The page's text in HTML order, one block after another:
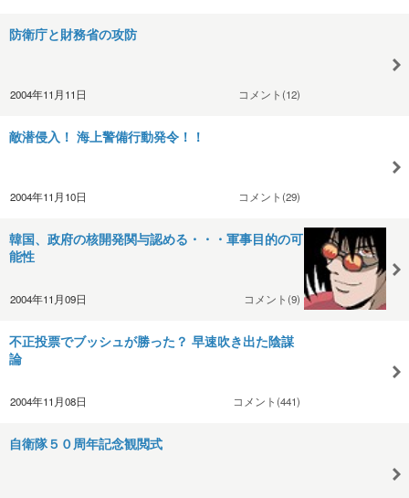
防衛庁と財務省の攻防
2004年11月11日 コメント(12)
敵潜侵入！ 海上警備行動発令！！
2004年11月10日 コメント(29)
韓国、政府の核開発関与認める・・・軍事目的の可
能性
2004年11月09日 コメント(9)
不正投票でブッシュが勝った？ 早速吹き出た陰謀
論
2004年11月08日 コメント(441)
自衛隊５０周年記念観閲式